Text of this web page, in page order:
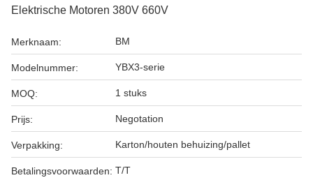
Elektrische Motoren 380V 660V
Merknaam: BM
Modelnummer: YBX3-serie
MOQ: 1 stuks
Prijs: Negotation
Verpakking: Karton/houten behuizing/pallet
Betalingsvoorwaarden: T/T